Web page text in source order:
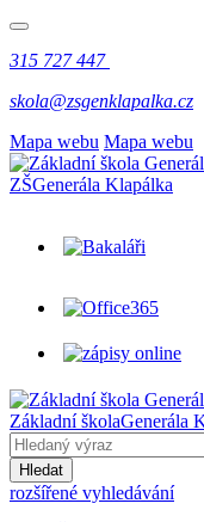
315 727 447
skola@zsgenklapalka.cz
Mapa webu Mapa webu
ZŠGenerála Klapálka
Základní školaGenerála
Hledat
rozšířené vyhledávání